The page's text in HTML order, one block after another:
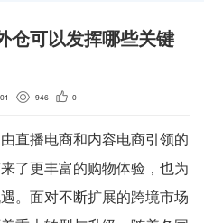
仓可以发挥哪些关键
946 0
直播电商和内容电商引领的
了更丰富的购物体验，也为
。面对不断扩展的跨境市场